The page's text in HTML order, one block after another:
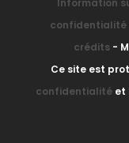
confidentialité
crédits -
Ce site est
confidentialité et